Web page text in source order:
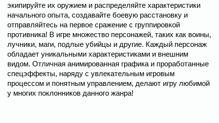
экипируйте их оружием и распределяйте характеристики
начального опыта, создавайте боевую расстановку и
отправляйтесь на первое сражение с группировкой
противника! В игре множество персонажей, таких как воины,
лучники, маги, подлые убийцы и другие. Каждый персонаж
обладает уникальными характеристиками и внешним
видом. Отличная анимированная графика и проработанные
спецэффекты, наряду с увлекательным игровым
процессом и понятным управлением, делают игру любимой
у многих поклонников данного жанра!